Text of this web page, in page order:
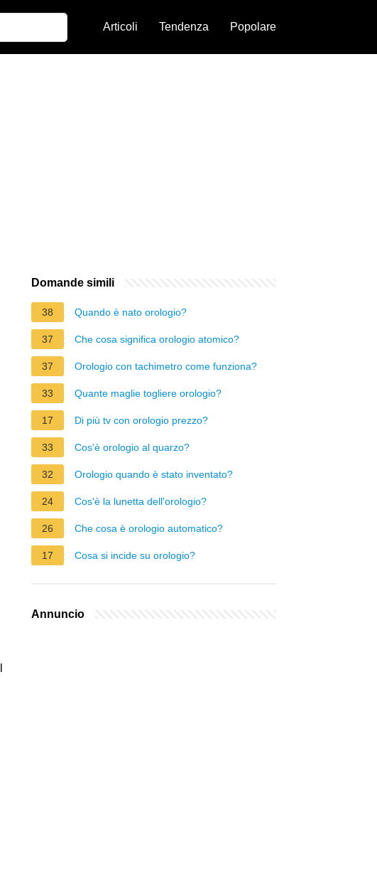
Articoli Tendenza Popolare
Domande simili
38 Quando è nato orologio?
37 Che cosa significa orologio atomico?
37 Orologio con tachimetro come funziona?
33 Quante maglie togliere orologio?
17 Di più tv con orologio prezzo?
33 Cos'è orologio al quarzo?
32 Orologio quando è stato inventato?
24 Cos'è la lunetta dell'orologio?
26 Che cosa è orologio automatico?
17 Cosa si incide su orologio?
Annuncio